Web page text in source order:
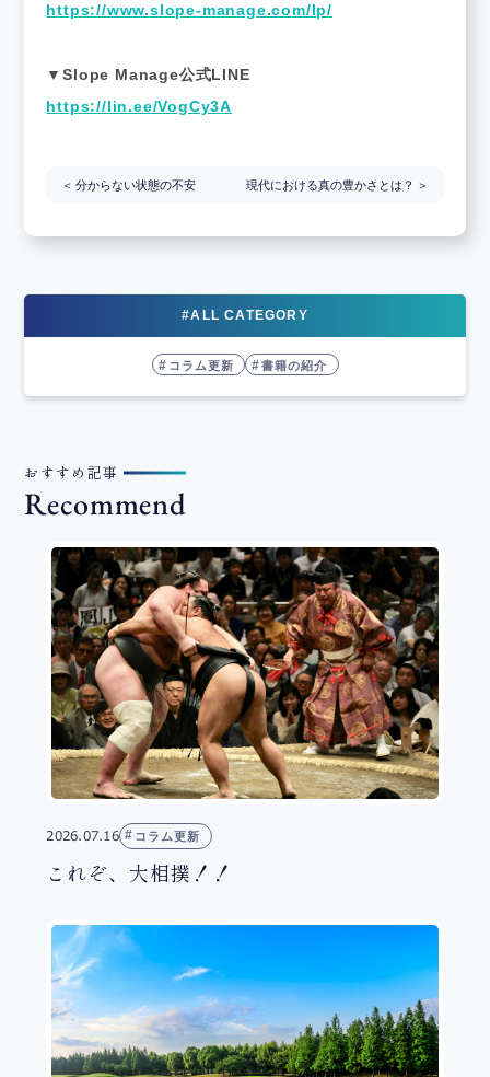
https://www.slope-manage.com/lp/
▼Slope Manage公式LINE
https://lin.ee/VogCy3A
＜ 分からない状態の不安 現代における真の豊かさとは？ ＞
#ALL CATEGORY
コラム更新 書籍の紹介
おすすめ記事
Recommend
2026.07.16 コラム更新
これぞ、大相撲！！